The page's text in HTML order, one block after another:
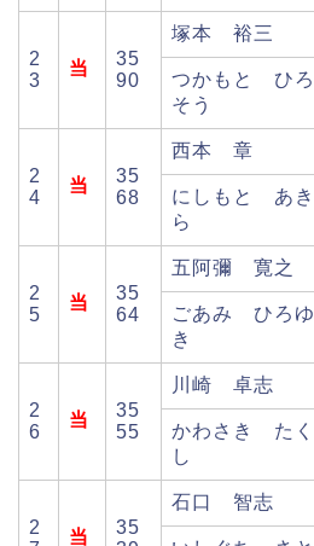
2
3
当
35
90
塚本 裕三
つかもと ひろ
そう
2
4
当
35
68
西本 章
にしもと あき
ら
2
5
当
35
64
五阿彌 寛之
ごあみ ひろゆ
き
2
6
当
35
55
川崎 卓志
かわさき たく
し
2
当
35
石口 智志